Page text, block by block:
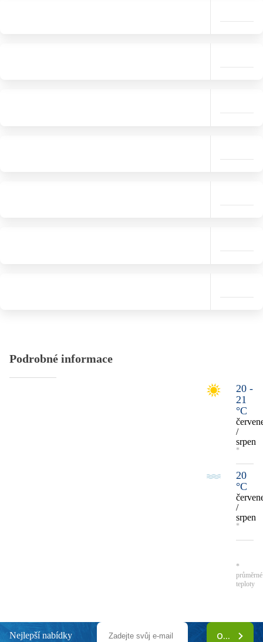
Podrobné informace
20 -
21
°C
/
srpen
*
20
°C
/
srpen
*
*
průměrné
teploty
Nejlepší nabídky ODEBÍRAT